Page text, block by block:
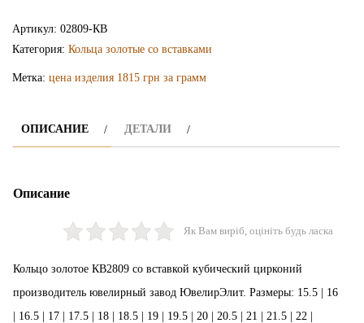
Артикул: 02809-КВ
Категория: Кольца золотые со вставками
Метка: цена изделия 1815 грн за грамм
ОПИСАНИЕ ДЕТАЛИ
Описание
Як Вам виріб, оцініть будь ласка
Кольцо золотое КВ2809 со вставкой кубический цирконий
производитель ювелирный завод ЮвелирЭлит. Размеры: 15.5 | 16
| 16.5 | 17 | 17.5 | 18 | 18.5 | 19 | 19.5 | 20 | 20.5 | 21 | 21.5 | 22 |